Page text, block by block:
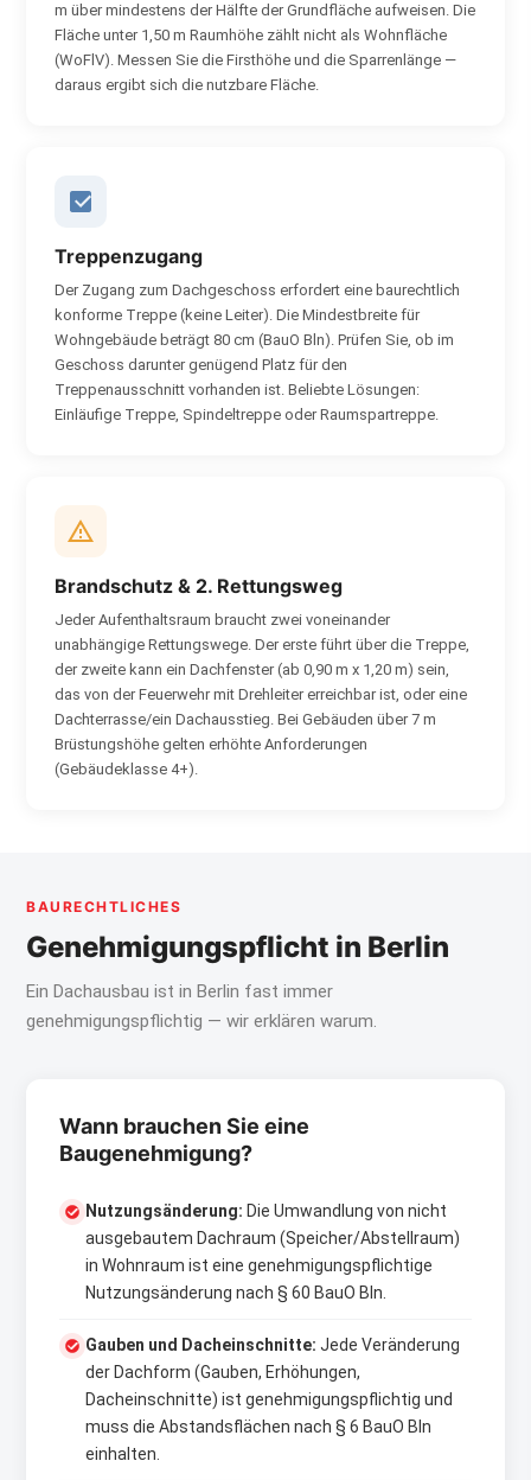
m über mindestens der Hälfte der Grundfläche aufweisen. Die
Fläche unter 1,50 m Raumhöhe zählt nicht als Wohnfläche
(WoFlV). Messen Sie die Firsthöhe und die Sparrenlänge —
daraus ergibt sich die nutzbare Fläche.
Treppenzugang
Der Zugang zum Dachgeschoss erfordert eine baurechtlich
konforme Treppe (keine Leiter). Die Mindestbreite für
Wohngebäude beträgt 80 cm (BauO Bln). Prüfen Sie, ob im
Geschoss darunter genügend Platz für den
Treppenausschnitt vorhanden ist. Beliebte Lösungen:
Einläufige Treppe, Spindeltreppe oder Raumspartreppe.
Brandschutz & 2. Rettungsweg
Jeder Aufenthaltsraum braucht zwei voneinander
unabhängige Rettungswege. Der erste führt über die Treppe,
der zweite kann ein Dachfenster (ab 0,90 m x 1,20 m) sein,
das von der Feuerwehr mit Drehleiter erreichbar ist, oder eine
Dachterrasse/ein Dachausstieg. Bei Gebäuden über 7 m
Brüstungshöhe gelten erhöhte Anforderungen
(Gebäudeklasse 4+).
BAURECHTLICHES
Genehmigungspflicht in Berlin
Ein Dachausbau ist in Berlin fast immer
genehmigungspflichtig — wir erklären warum.
Wann brauchen Sie eine
Baugenehmigung?
Nutzungsänderung: Die Umwandlung von nicht
ausgebautem Dachraum (Speicher/Abstellraum)
in Wohnraum ist eine genehmigungspflichtige
Nutzungsänderung nach § 60 BauO Bln.
Gauben und Dacheinschnitte: Jede Veränderung
der Dachform (Gauben, Erhöhungen,
Dacheinschnitte) ist genehmigungspflichtig und
muss die Abstandsflächen nach § 6 BauO Bln
einhalten.